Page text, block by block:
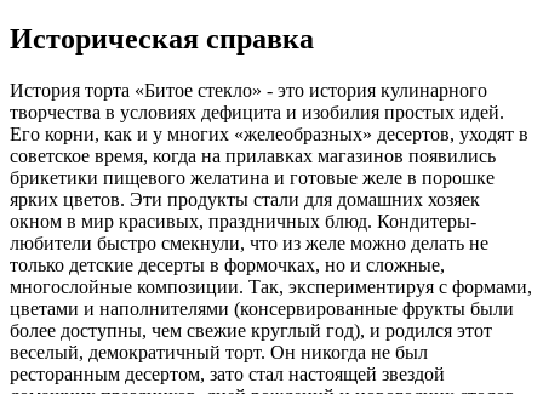
Историческая справка
История торта «Битое стекло» - это история кулинарного
творчества в условиях дефицита и изобилия простых идей.
Его корни, как и у многих «желеобразных» десертов, уходят в
советское время, когда на прилавках магазинов появились
брикетики пищевого желатина и готовые желе в порошке
ярких цветов. Эти продукты стали для домашних хозяек
окном в мир красивых, праздничных блюд. Кондитеры-
любители быстро смекнули, что из желе можно делать не
только детские десерты в формочках, но и сложные,
многослойные композиции. Так, экспериментируя с формами,
цветами и наполнителями (консервированные фрукты были
более доступны, чем свежие круглый год), и родился этот
веселый, демократичный торт. Он никогда не был
ресторанным десертом, зато стал настоящей звездой